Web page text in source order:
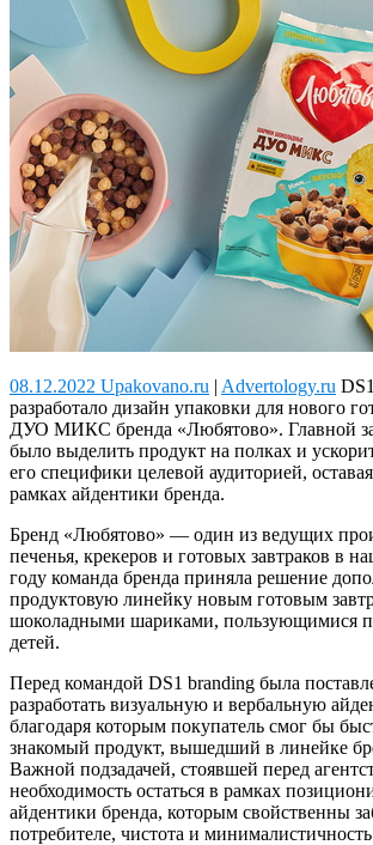
08.12.2022 Upakovano.ru | Advertology.ru
разработало дизайн упаковки для нового
ДУО МИКС бренда «Любятово». Главной
было выделить продукт на полках и
его специфики целевой аудиторией,
рамках айдентики бренда.
Бренд «Любятово» — один из ведущих
печенья, крекеров и готовых завтраков в
году команда бренда приняла решение
продуктовую линейку новым готовым
шоколадными шариками, пользующимися
детей.
Перед командой DS1 branding была
разработать визуальную и вербальную
благодаря которым покупатель смог бы
знакомый продукт, вышедший в линейке
Важной подзадачей, стоявшей перед
необходимость остаться в рамках
айдентики бренда, которым свойственны
потребителе, чистота и